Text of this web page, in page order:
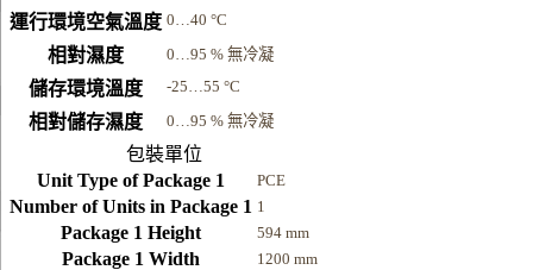
運行環境空氣溫度 0…40 °C
相對濕度 0…95 % 無冷凝
儲存環境溫度 -25…55 °C
相對儲存濕度 0…95 % 無冷凝
包裝單位
Unit Type of Package 1
PCE
Number of Units in Package 1 1
Package 1 Height 594 mm
Package 1 Width 1200 mm